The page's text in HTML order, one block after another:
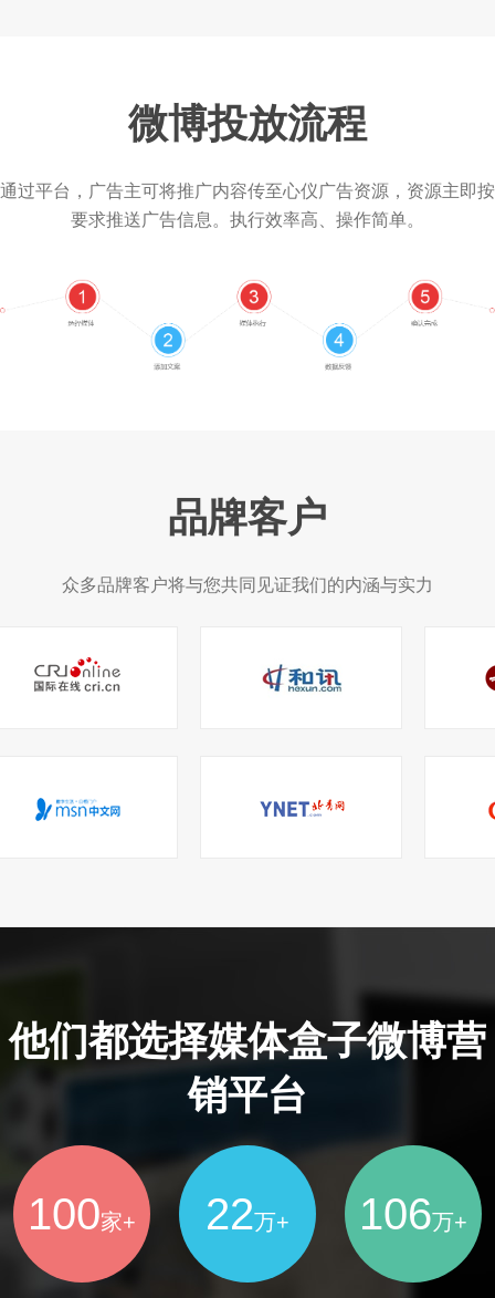
微博投放流程
通过平台，广告主可将推广内容传至心仪广告资源，资源主即按
要求推送广告信息。执行效率高、操作简单。
品牌客户
众多品牌客户将与您共同见证我们的内涵与实力
他们都选择媒体盒子微博营
销平台
100家+ 22万+ 106万+